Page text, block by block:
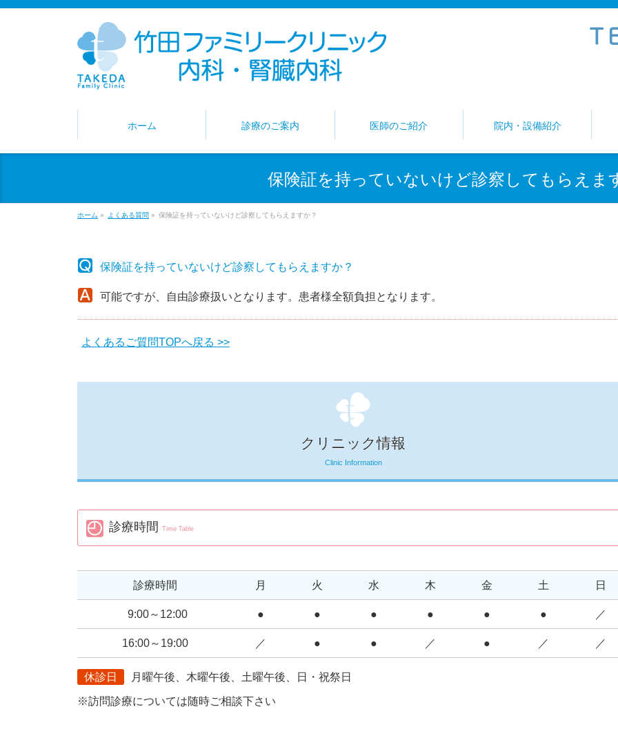
ホーム 診療のご案内 医師のご紹介 院内・設備紹介
保険証を持っていないけど診察してもらえま
ホーム » よくある質問 » 保険証を持っていないけど診察してもらえますか？
保険証を持っていないけど診察してもらえますか？
可能ですが、自由診療扱いとなります。患者様全額負担となります。
よくあるご質問TOPへ戻る >>
クリニック情報
Clinic Information
診療時間 Time Table
診療時間 月 火 水 木 金 土 日
9:00～12:00 ● ● ● ● ● ● ／
16:00～19:00 ／ ● ● ／ ● ／ ／
休診日 月曜午後、木曜午後、土曜午後、日・祝祭日
※訪問診療については随時ご相談下さい